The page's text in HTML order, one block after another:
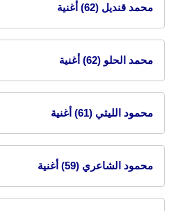
محمد قنديل (62) أغنية
محمد الحلو (62) أغنية
محمود الليثي (61) أغنية
محمود الشاعري (59) أغنية